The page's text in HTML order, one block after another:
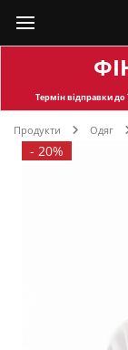
Термін відправкидо
Продукти Одяг
- 20%